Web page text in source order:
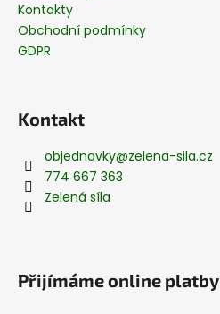
Kontakty
Obchodní podmínky
GDPR
Kontakt
objednavky@zelena-sila.cz
774 667 363
Zelená síla
Přijímáme online platby